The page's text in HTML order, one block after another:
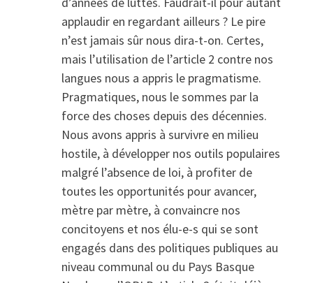
applaudir en regardant ailleurs ? Le pire
n’est jamais sûr nous dira-t-on. Certes,
mais l’utilisation de l’article 2 contre nos
langues nous a appris le pragmatisme.
Pragmatiques, nous le sommes par la
force des choses depuis des décennies.
Nous avons appris à survivre en milieu
hostile, à développer nos outils populaires
malgré l’absence de loi, à profiter de
toutes les opportunités pour avancer,
mètre par mètre, à convaincre nos
concitoyens et nos élu-e-s qui se sont
engagés dans des politiques publiques au
niveau communal ou du Pays Basque